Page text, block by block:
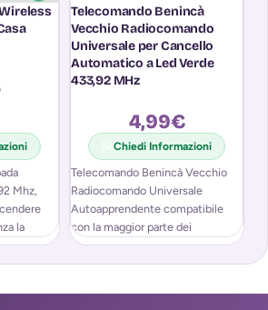
Mhz,
la
Telecomando Benincà
Vecchio Radiocomando
Universale per Cancello
Automatico a Led Verde
433,92 MHz
4,99€
Chiedi Informazioni
Telecomando Benincà Vecchio
Radiocomando Universale
Autoapprendente compatibile
con la maggior parte dei
telecomandi di cancelli elettrici,
garage, porte di marca